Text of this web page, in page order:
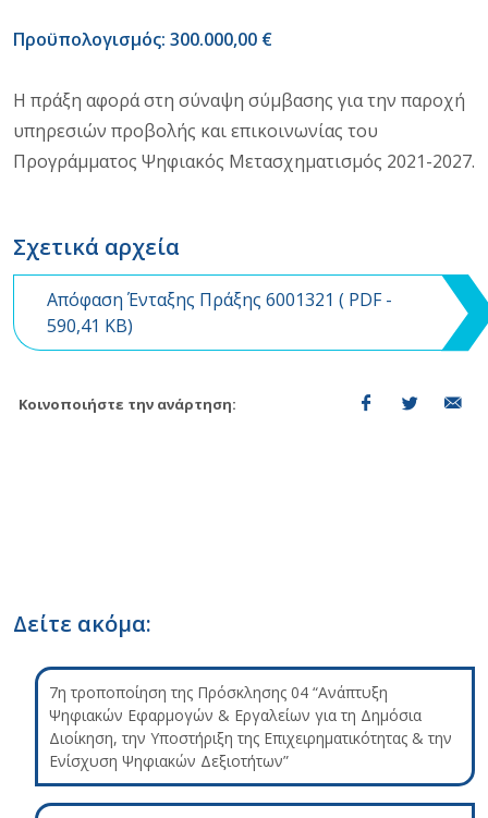
Προϋπολογισμός: 300.000,00 €
Η πράξη αφορά στη σύναψη σύμβασης για την παροχή
υπηρεσιών προβολής και επικοινωνίας του
Προγράμματος Ψηφιακός Μετασχηματισμός 2021-2027.
Σχετικά αρχεία
Απόφαση Ένταξης Πράξης 6001321 ( PDF-
590,41 KB)
Κοινοποιήστε την ανάρτηση:
Δείτε ακόμα:
7η τροποποίηση της Πρόσκλησης 04 “Ανάπτυξη
Ψηφιακών Εφαρμογών & Εργαλείων για τη Δημόσια
Διοίκηση, την Υποστήριξη της Επιχειρηματικότητας & την
Ενίσχυση Ψηφιακών Δεξιοτήτων”